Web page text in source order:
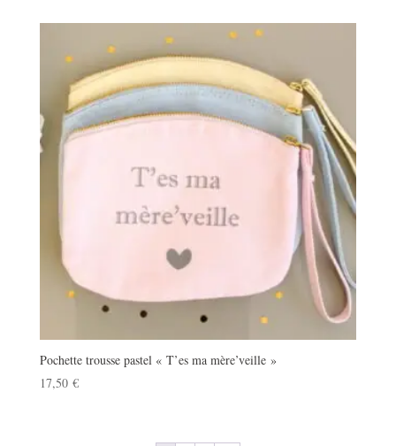
Pochette trousse pastel « T’es ma mère’veille »
17,50 €